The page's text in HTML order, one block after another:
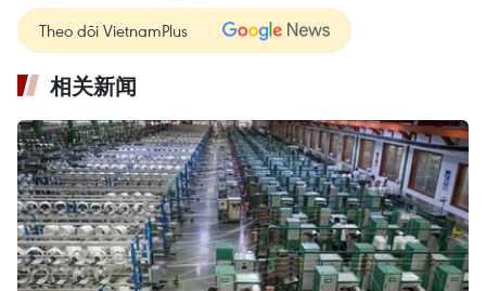
Theo dõi VietnamPlus
相关新闻